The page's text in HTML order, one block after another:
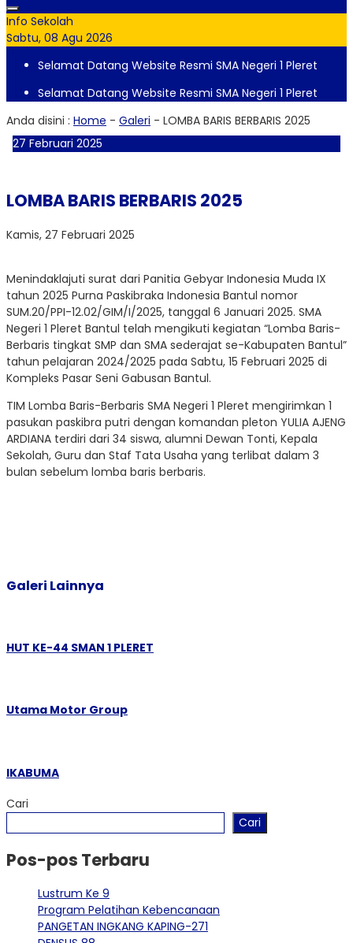
Info Sekolah
Sabtu, 08 Agu 2026
Selamat Datang Website Resmi SMA Negeri 1 Pleret
Selamat Datang Website Resmi SMA Negeri 1 Pleret
Anda disini : Home - Galeri - LOMBA BARIS BERBARIS 2025
27 Februari 2025
LOMBA BARIS BERBARIS 2025
Kamis, 27 Februari 2025
Menindaklajuti surat dari Panitia Gebyar Indonesia Muda IX
tahun 2025 Purna Paskibraka Indonesia Bantul nomor
SUM.20/PPI-12.02/GIM/I/2025, tanggal 6 Januari 2025. SMA
Negeri 1 Pleret Bantul telah mengikuti kegiatan “Lomba Baris-
Berbaris tingkat SMP dan SMA sederajat se-Kabupaten Bantul”
tahun pelajaran 2024/2025 pada Sabtu, 15 Februari 2025 di
Kompleks Pasar Seni Gabusan Bantul.
TIM Lomba Baris-Berbaris SMA Negeri 1 Pleret mengirimkan 1
pasukan paskibra putri dengan komandan pleton YULIA AJENG
ARDIANA terdiri dari 34 siswa, alumni Dewan Tonti, Kepala
Sekolah, Guru dan Staf Tata Usaha yang terlibat dalam 3
bulan sebelum lomba baris berbaris.
Galeri Lainnya
HUT KE-44 SMAN 1 PLERET
Utama Motor Group
IKABUMA
Cari
Cari
Pos-pos Terbaru
Lustrum Ke 9
Program Pelatihan Kebencanaan
PANGETAN INGKANG KAPING-271